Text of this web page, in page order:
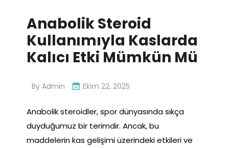
Anabolik Steroid
Kullanımıyla Kaslarda
Kalıcı Etki Mümkün Mü
By Admin Ekim 22, 2025
Anabolik steroidler, spor dünyasında sıkça
duyduğumuz bir terimdir. Ancak, bu
maddelerin kas gelişimi üzerindeki etkileri ve